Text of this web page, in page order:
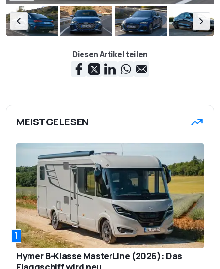
Diesen Artikel teilen
MEISTGELESEN
1
Hymer B-Klasse MasterLine (2026): Das
Flaggschiff wird neu